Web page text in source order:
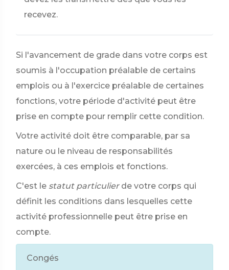
recevez.
Si l'avancement de grade dans votre corps est
soumis à l'occupation préalable de certains
emplois ou à l'exercice préalable de certaines
fonctions, votre période d'activité peut être
prise en compte pour remplir cette condition.
Votre activité doit être comparable, par sa
nature ou le niveau de responsabilités
exercées, à ces emplois et fonctions.
C'est le statut particulier de votre corps qui
définit les conditions dans lesquelles cette
activité professionnelle peut être prise en
compte.
Congés